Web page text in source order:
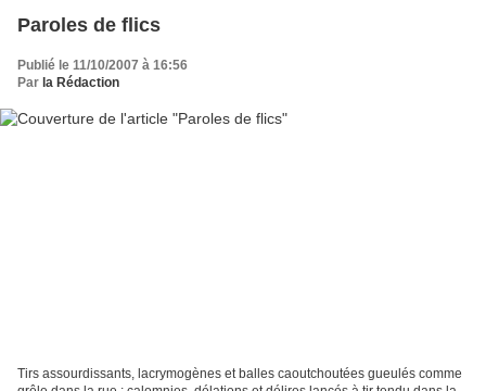
Paroles de flics
Publié le 11/10/2007 à 16:56
Par la Rédaction
Tirs assourdissants, lacrymogènes et balles caoutchoutées gueulés comme